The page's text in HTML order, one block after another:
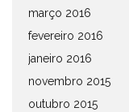
março 2016
fevereiro 2016
janeiro 2016
novembro 2015
outubro 2015